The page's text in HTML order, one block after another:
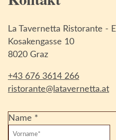
La Tavernetta Ristorante -
Kosakengasse 10
8020 Graz
+43 676 3614 266
ristorante@latavernetta.at
Name *